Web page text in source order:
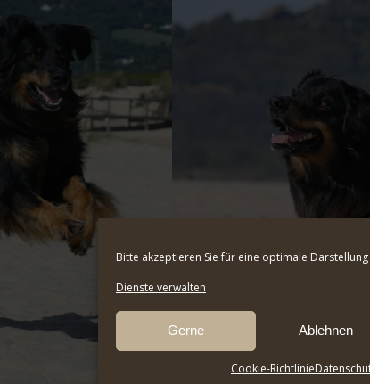
Bitte akzeptieren Sie für eine optimale
Dienste verwalten
Gerne Ablehnen
Cookie-Richtlinie